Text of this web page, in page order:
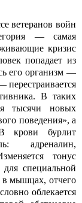
ветеранов войн
— самая
кризис
попадает из
его организм —
перестраивается
В таких
тысячи новых
поведения», а
крови бурлит
адреналин,
тонус
специальной
мышцах, отчего
облекается